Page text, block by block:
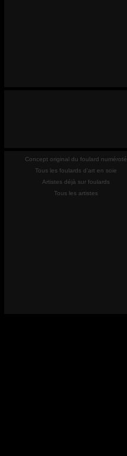
Concept original du foulard numéroté
Tous les foulards d'art en soie
Artistes déjà sur foulards
Tous les artistes